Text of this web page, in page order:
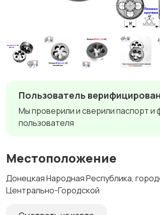
Пользователь
Мы проверили и сверили паспорт и
пользователя
Местоположение
Донецкая Народная Республика,
Центрально-Городской